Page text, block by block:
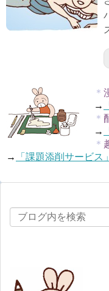
＊
→
＊
→
＊
→
「課題添削サービス」